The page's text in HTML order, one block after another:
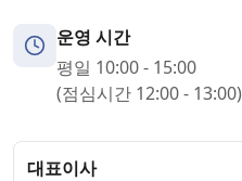
운영 시간
평일 10:00 - 15:00
(점심시간 12:00 - 13:00)
대표이사